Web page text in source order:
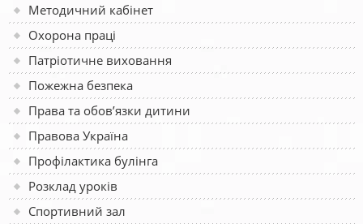
Методичний кабінет
Охорона праці
Патріотичне виховання
Пожежна безпека
Права та обов’язки дитини
Правова Україна
Профілактика булінга
Розклад уроків
Спортивний зал